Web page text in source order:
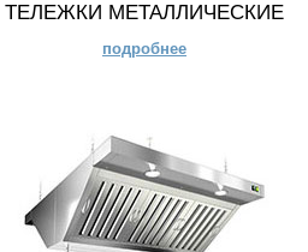
ТЕЛЕЖКИ МЕТАЛЛИЧЕСКИЕ
подробнее